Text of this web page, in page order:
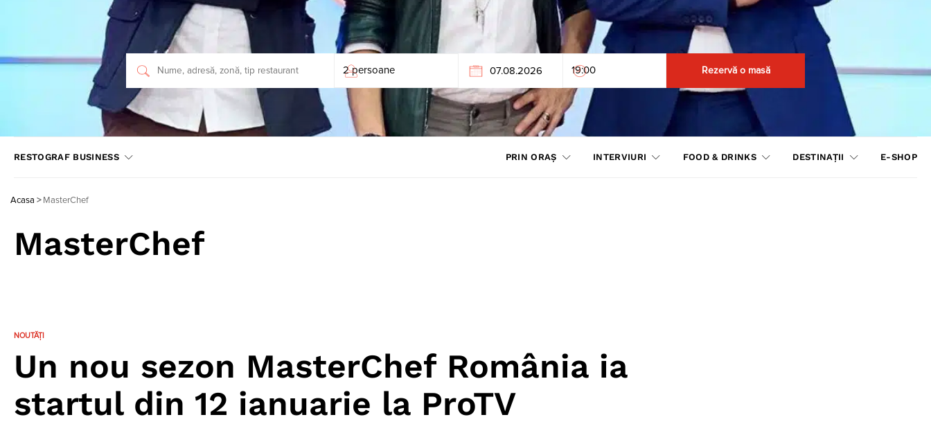
Rezervă o masă
RESTOGRAF BUSINESS PRIN ORAȘ INTERVIURI FOOD & DRINKS DESTINAȚII E-SHOP
Acasa > MasterChef
MasterChef
NOUTĂȚI
Un nou sezon MasterChef România ia
startul din 12 ianuarie la ProTV